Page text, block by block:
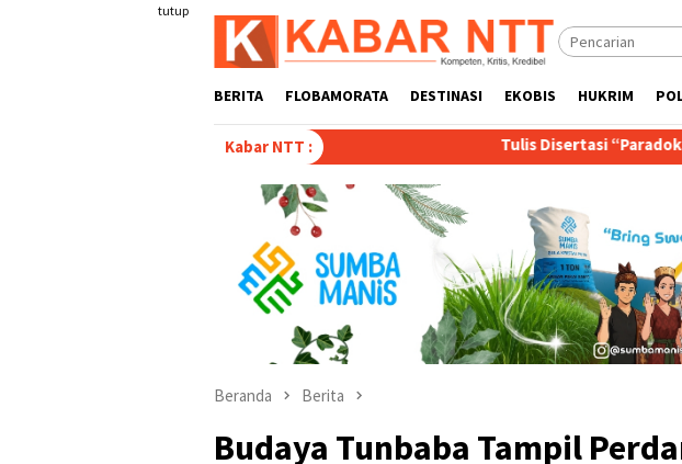
tutup
BERITA FLOBAMORATA DESTINASI EKOBIS HUKRIM
Kabar NTT : Tulis Disertasi “Paradoks di Balik Cita Rasa
Beranda Berita
Budaya Tunbaba Tampil